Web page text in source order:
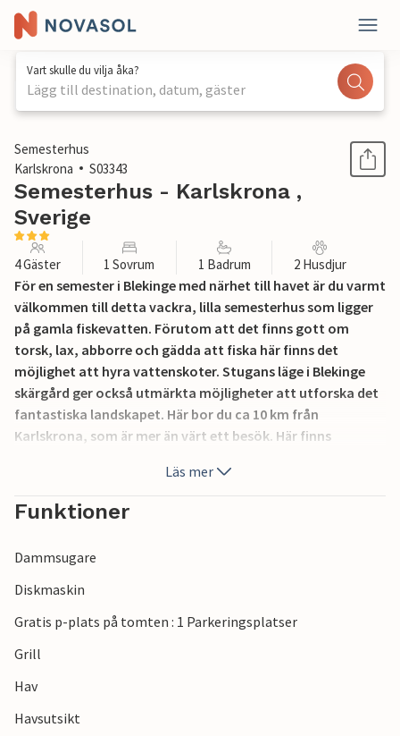
Vart skulle du vilja åka?
Lägg till destination, datum, gäster
1 / 13
Semesterhus
Karlskrona
S03343
Semesterhus - Karlskrona ,
Sverige
4 Gäster 1 Sovrum 1 Badrum 2 Husdjur
För en semester i Blekinge med närhet till havet är du varmt
välkommen till detta vackra, lilla semesterhus som ligger
på gamla fiskevatten. Förutom att det finns gott om
torsk, lax, abborre och gädda att fiska här finns det
möjlighet att hyra vattenskoter. Stugans läge i Blekinge
skärgård ger också utmärkta möjligheter att utforska det
fantastiska landskapet. Här bor du ca 10 km från
Karlskrona, som är mer än värt ett besök. Här finns
stora och små. Staden, som är ett av UNESCO:s världsarv,
har bland annat ett välbesökt flottmuseum.
Läs mer
Funktioner
Dammsugare
Diskmaskin
Gratis p-plats på tomten : 1 Parkeringsplatser
Grill
Hav
Havsutsikt